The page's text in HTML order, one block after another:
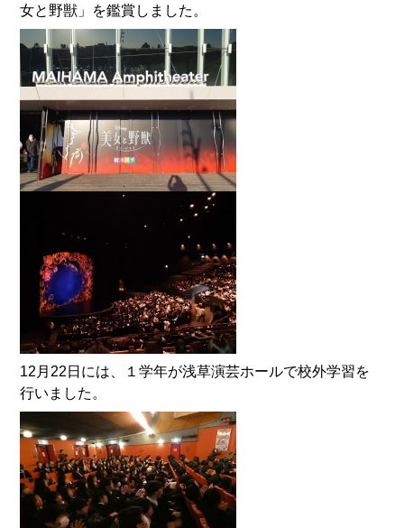
女と野獣」を鑑賞しました。
12月22日には、１学年が浅草演芸ホールで校外学習を
行いました。